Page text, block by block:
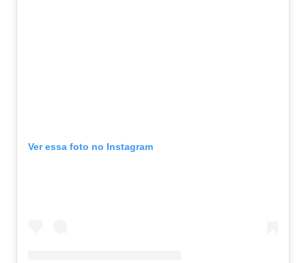
Ver essa foto no Instagram